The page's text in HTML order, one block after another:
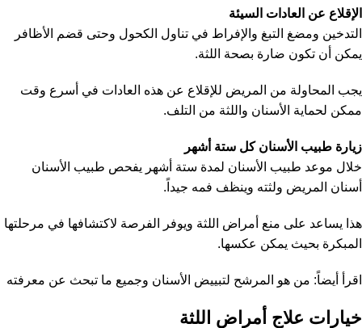
الإقلاع عن العادات السيئة
التدخين ومضغ التبغ والإفراط في تناول الكحول وحتى قضم الأظافر
يمكن أن تكون ضارة بصحة اللثة.
يجب المحاولة من المريض للإقلاع عن هذه العادات في أسرع وقت
ممكن لحماية الأسنان واللثة من التلف.
زيارة طبيب الأسنان كل ستة أشهر
خلال موعد طبيب الأسنان لمدة ستة أشهر يفحص طبيب الأسنان
أسنان المريض ولثته وينظف فمه جيداً.
هذا يساعد على منع أمراض اللثة ويوفر الفرصة لاكتشافها في مرحلتها
المبكرة بحيث يمكن عكسها.
اقرأ أيضاً: من هو المرشح لتبييض الأسنان وجميع ما تبحث عن معرفته
خيارات علاج أمراض اللثة